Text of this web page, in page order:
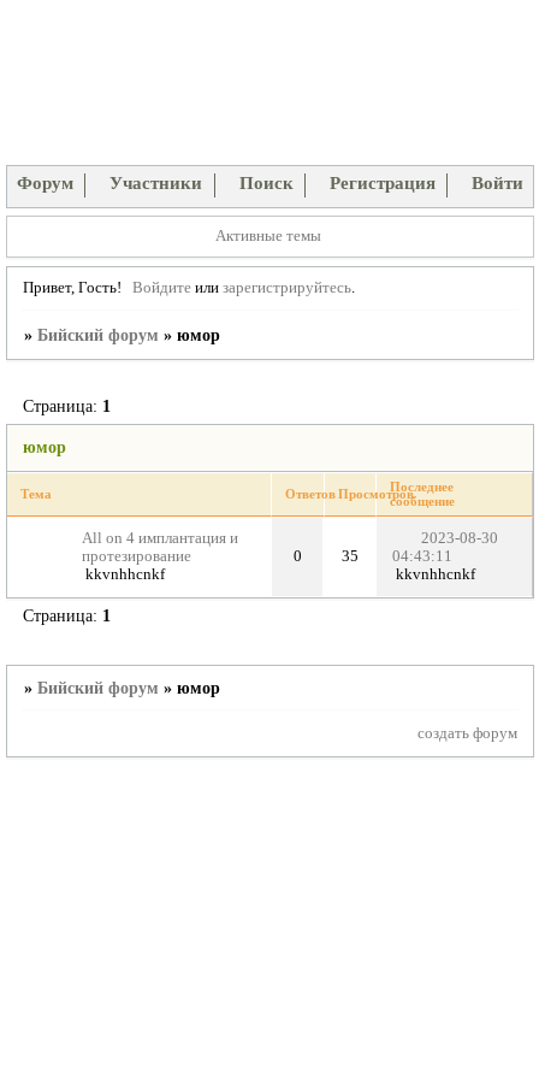
Форум Участники Поиск Регистрация Войти
Активные темы
Привет, Гость! Войдитеили зарегистрируйтесь.
» Бийский форум » юмор
юмор
Страница: 1
Тема ОтветовПросмотровПоследнее
сообщение
Аll on 4 имплантация и
протезирование
kkvnhhcnkf
0 35
2023-08-30
04:43:11
kkvnhhcnkf
Страница: 1
» Бийский форум » юмор
создать форум